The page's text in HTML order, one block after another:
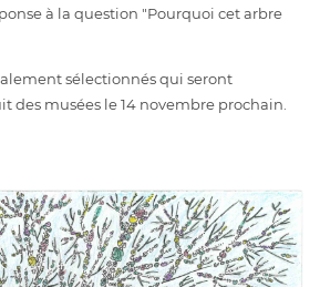
à la question "Pourquoi cet arbre
sélectionnés qui seront
des musées le 14 novembre prochain.